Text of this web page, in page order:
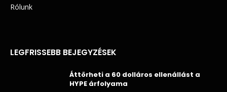
Rólunk
LEGFRISSEBB BEJEGYZÉSEK
Áttörheti a 60 dolláros ellenállást a
HYPE árfolyama